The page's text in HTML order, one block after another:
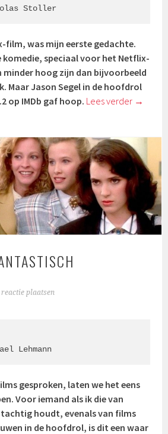
Stoller
film, was mijn eerste gedachte.
komedie, speciaal voor het Netflix-
minder hoog zijn dan bijvoorbeeld
Maar Jason Segel in de hoofdrol
op IMDb gaf hoop. Lees verder →
reactie plaatsen
Lehmann
gesproken, laten we het eens
Voor iemand als ik die van
houdt, evenals van films
in de hoofdrol, is dit een waar